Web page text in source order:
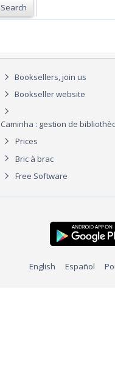
Search
Booksellers, join us
Bookseller website
Caminha : gestion de
Prices
Bric à brac
Free Software
English Español